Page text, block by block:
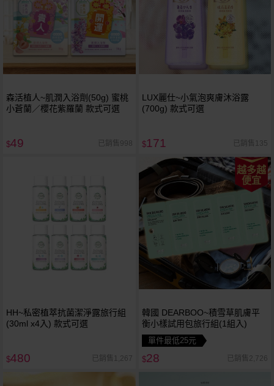
森活植人~肌潤入浴劑(50g) 蜜桃
小蒼蘭／櫻花紫羅蘭 款式可選
$49 已銷售998
LUX麗仕~小氣泡爽膚沐浴露
(700g) 款式可選
$171 已銷售135
HH~私密植萃抗菌潔淨露旅行組
(30ml x4入) 款式可選
$480 已銷售1,267
越多越
便宜
韓國 DEARBOO~積雪草肌膚平
衡小樣試用包旅行組(1組入)
單件最低25元
$28 已銷售2,726